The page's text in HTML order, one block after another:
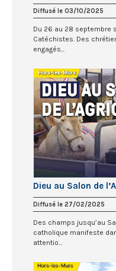
Diffusé le 03/10/2025
Du 26 au 28 septembre
Catéchistes. Des
engagés...
Dieu au Salon de
Diffusé le 27/02/2025
Des champs jusqu’au
catholique manifeste
attentio...